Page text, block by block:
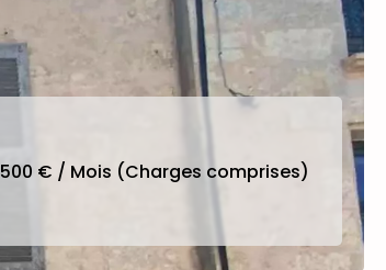
500 € / Mois (Charges comprises)